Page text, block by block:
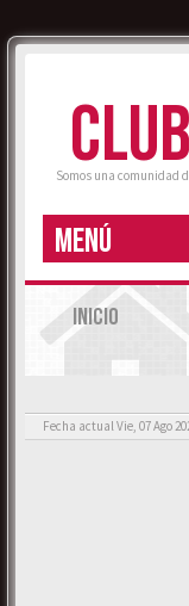
Somos una comunidad
MENÚ
INICIO
Fecha actual Vie, 07 Ago